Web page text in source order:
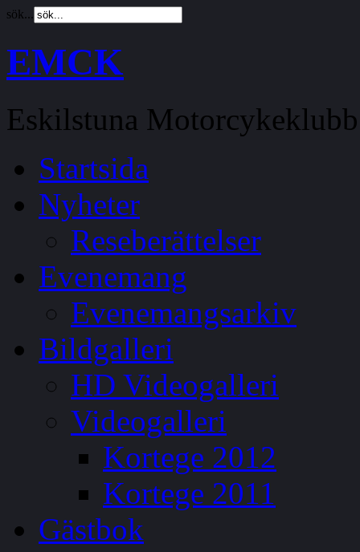
sök...
EMCK
Eskilstuna Motorcykeklubb
Startsida
Nyheter
Reseberättelser
Evenemang
Evenemangsarkiv
Bildgalleri
HD Videogalleri
Videogalleri
Kortege 2012
Kortege 2011
Gästbok